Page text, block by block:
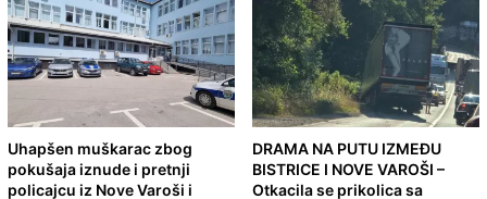
Uhapšen muškarac zbog
pokušaja iznude i pretnji
policajcu iz Nove Varoši i
DRAMA NA PUTU IZMEĐU
BISTRICE I NOVE VAROŠI –
Otkacila se prikolica sa